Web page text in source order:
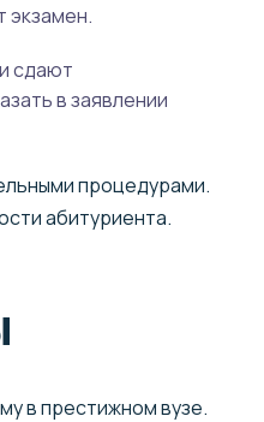
экзамен.
сдают
в заявлении
процедурами.
абитуриента.
в престижном вузе.